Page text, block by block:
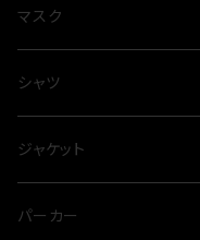
マスク
シャツ
ジャケット
パーカー